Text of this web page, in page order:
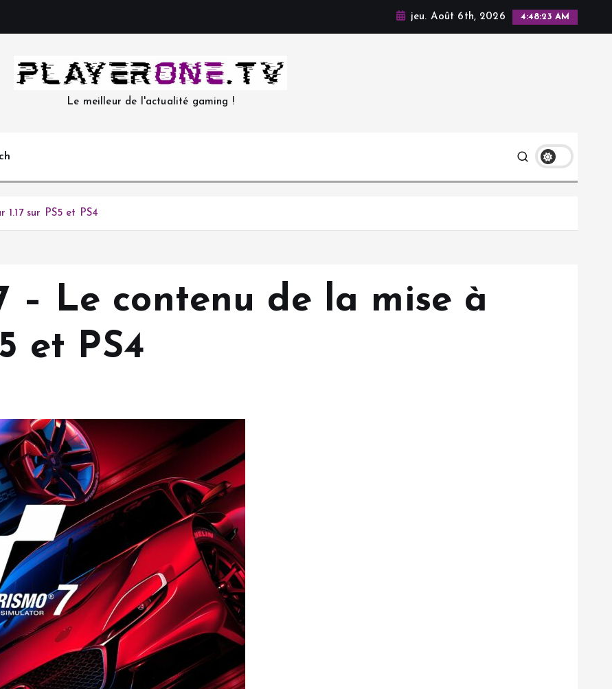
jeu. Août 6th, 2026 4:48:24 AM
Le meilleur de l'actualité gaming !
sur PS5 et PS4
– Le contenu de la mise à
et PS4